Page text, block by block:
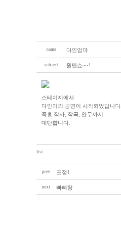
name 다인엄마
subject 원맨쇼~~!
스테이지에서
다인이의 공연이 시작되었답니다.
즉흥 작사, 작곡, 안무까지.....
대단합니다.
list
prev 표정1
next 빠삐랑